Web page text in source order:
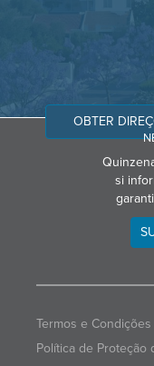
OBTER
si
Termos e Condições
Política de Proteção